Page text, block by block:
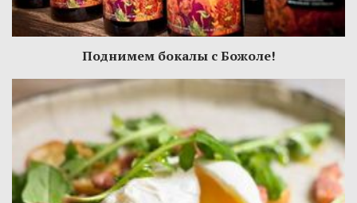
Поднимем бокалы с Божоле!